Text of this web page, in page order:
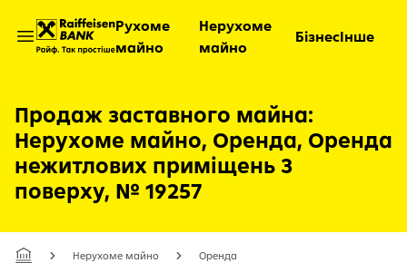
Відкрити меню
Рухоме
майно
Нерухоме
майно
БізнесІнше
Продаж заставного майна:
Нерухоме майно, Оренда, Оренда
нежитлових приміщень 3
поверху, № 19257
Нерухоме майно Оренда